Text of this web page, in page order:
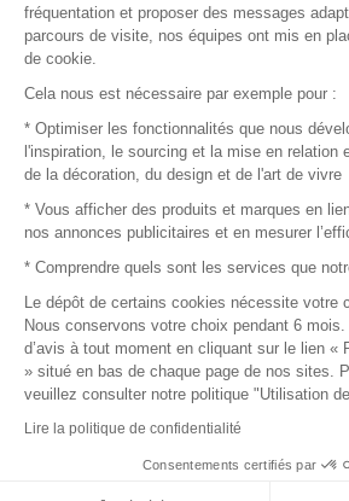
© 2016 –Organisation
Recrutement
Mentions légales
Conditions
Piano Analytics
fréquentation et proposer des messages
parcours de visite, nos équipes ont mis en
de cookie.
Cela nous est nécessaire par exemple pour :
* Optimiser les fonctionnalités que nous
l'inspiration, le sourcing et la mise en relation
de la décoration, du design et de l'art de vivre
* Vous afficher des produits et marques en
nos annonces publicitaires et en mesurer
* Comprendre quels sont les services que
Le dépôt de certains cookies nécessite votre
Nous conservons votre choix pendant 6
d’avis à tout moment en cliquant sur le lien «
» situé en bas de chaque page de nos sites.
veuillez consulter notre politique "Utilisation
Lire la politique de confidentialité
Consentements certifiés par